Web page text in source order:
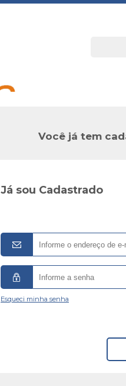
Você já tem
Já sou Cadastrado
Esqueci minha senha